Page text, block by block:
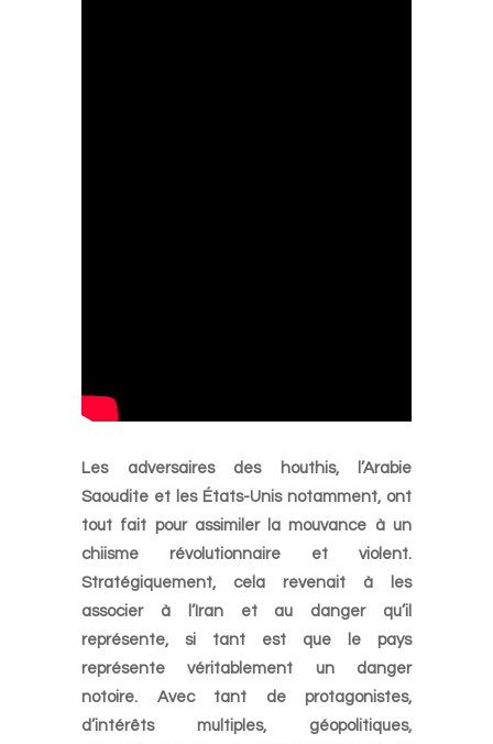
Les adversaires des houthis, l’Arabie
Saoudite et les États-Unis notamment, ont
tout fait pour assimiler la mouvance à un
chiisme révolutionnaire et violent.
Stratégiquement, cela revenait à les
associer à l’Iran et au danger qu’il
représente, si tant est que le pays
représente véritablement un danger
notoire. Avec tant de protagonistes,
d’intérêts multiples, géopolitiques,